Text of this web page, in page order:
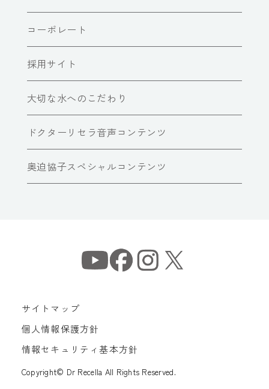
コーポレート
採用サイト
大切な水へのこだわり
ドクターリセラ音声コンテンツ
奥迫協子スペシャルコンテンツ
サイトマップ
個人情報保護方針
情報セキュリティ基本方針
Copyright© Dr Recella All Rights Reserved.